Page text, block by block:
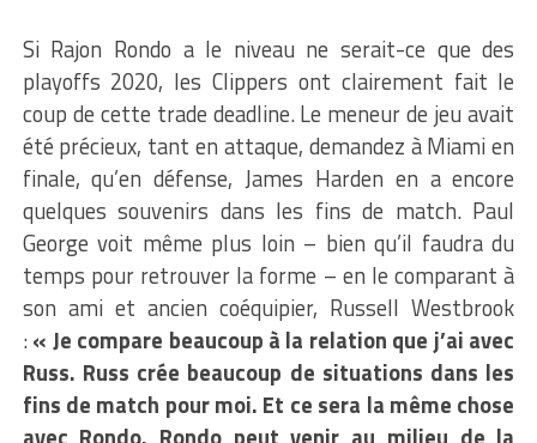
Si Rajon Rondo a le niveau ne serait-ce que des
playoffs 2020, les Clippers ont clairement fait le
coup de cette trade deadline. Le meneur de jeu avait
été précieux, tant en attaque, demandez à Miami en
finale, qu’en défense, James Harden en a encore
quelques souvenirs dans les fins de match. Paul
George voit même plus loin – bien qu’il faudra du
temps pour retrouver la forme – en le comparant à
son ami et ancien coéquipier, Russell Westbrook
:« Je compare beaucoup à la relation que j’ai avec
Russ. Russ crée beaucoup de situations dans les
fins de match pour moi. Et ce sera la même chose